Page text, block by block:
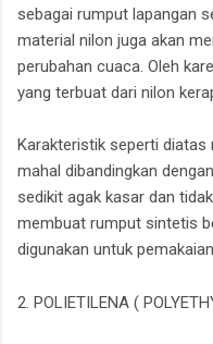
sebagai rumput lapangan
material nilon juga akan
perubahan cuaca. Oleh
yang terbuat dari nilon
Karakteristik seperti
mahal dibandingkan
sedikit agak kasar dan
membuat rumput sintetis
digunakan untuk
2. POLIETILENA (